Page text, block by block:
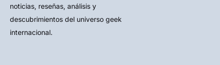
noticias, reseñas, análisis y
descubrimientos del universo geek
internacional.